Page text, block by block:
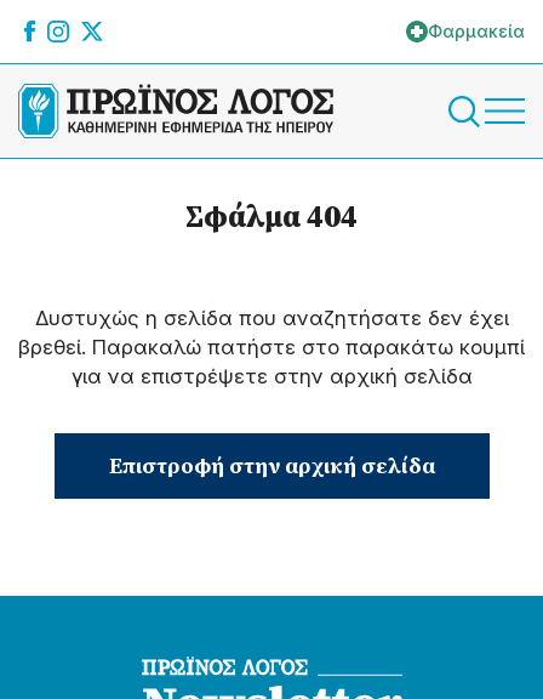
Φαρμακεία
Σφάλμα 404
Δυστυχώς η σελίδα που αναζητήσατε δεν έχει
βρεθεί. Παρακαλώ πατήστε στο παρακάτω κουμπί
για να επιστρέψετε στην αρχική σελίδα
Επιστροφή στην αρχική σελίδα